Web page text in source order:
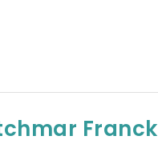
Franck